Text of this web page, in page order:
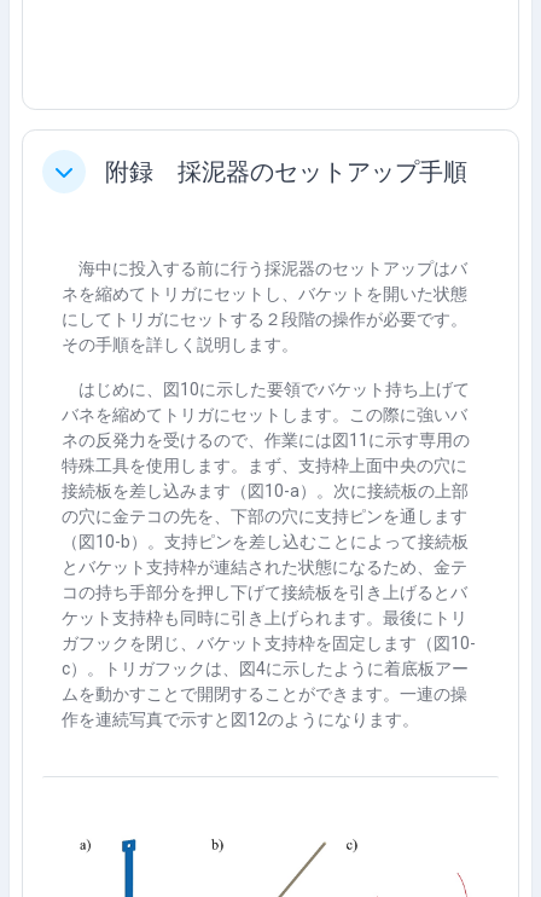
축소 附録 採泥器のセットアップ手順
海中に投入する前に行う採泥器のセットアップはバ
ネを縮めてトリガにセットし、バケットを開いた状態
にしてトリガにセットする２段階の操作が必要です。
その手順を詳しく説明します。
はじめに、図10に示した要領でバケット持ち上げて
バネを縮めてトリガにセットします。この際に強いバ
ネの反発力を受けるので、作業には図11 に示す専用の
特殊工具を使用します。まず、支持枠上面中央の穴に
接続板を差し込みます（図10-a）。次に接続板の上部
の穴に金テコの先を、下部の穴に支持ピンを通します
（図10-b）。支持ピンを差し込むことによって接続板
とバケット支持枠が連結された状態になるため、金テ
コの持ち手部分を押し下げて接続板を引き上げるとバ
ケット支持枠も同時に引き上げられます。最後にトリ
ガフックを閉じ、バケット支持枠を固定します（図10-
c）。トリガフックは、図4に示したように着底板アー
ムを動かすことで開閉することができます。一連の操
作を連続写真で示すと図12のようになります。